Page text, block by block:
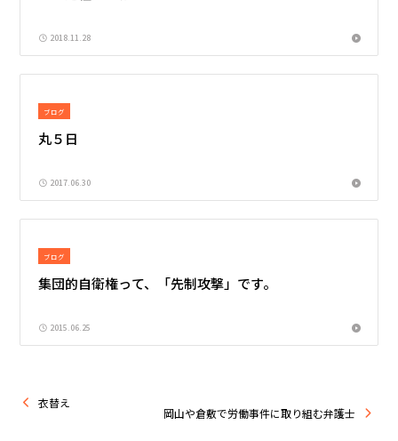
2018.11.28
ブログ
丸５日
2017.06.30
ブログ
集団的自衛権って、「先制攻撃」です。
2015.06.25
衣替え
岡山や倉敷で労働事件に取り組む弁護士